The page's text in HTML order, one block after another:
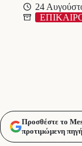
24
Προσθέστε το
προτιμώμενη